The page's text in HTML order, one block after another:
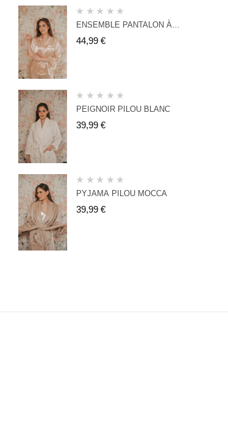
ENSEMBLE PANTALON À
PLUMES NUDE
44,99 €
PEIGNOIR PILOU BLANC
39,99 €
PYJAMA PILOU MOCCA
39,99 €